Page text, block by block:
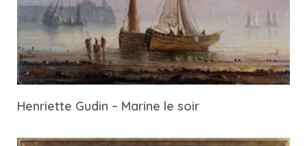
Henriette Gudin – Marine le soir